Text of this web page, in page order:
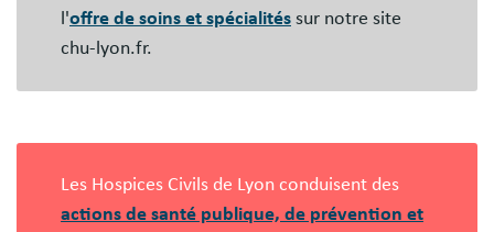
l'offre de soins et spécialités sur notre site
chu-lyon.fr.
Les Hospices Civils de Lyon conduisent des
actions de santé publique, de prévention et